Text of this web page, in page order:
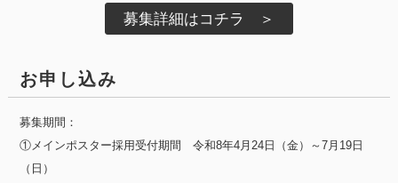
お申し込み
募集期間：
①メインポスター採用受付期間 令和8年4月24日（金）～7月19日
（日）